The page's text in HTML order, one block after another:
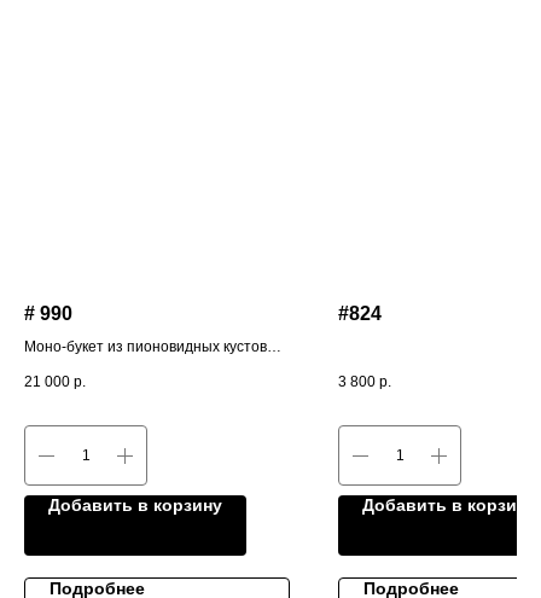
# 990
Моно-букет из пионовидных кустовых
21 000 р.
Добавить в корзину
Подробнее
#824
3 800 р.
Добавить в корзину
Подробнее